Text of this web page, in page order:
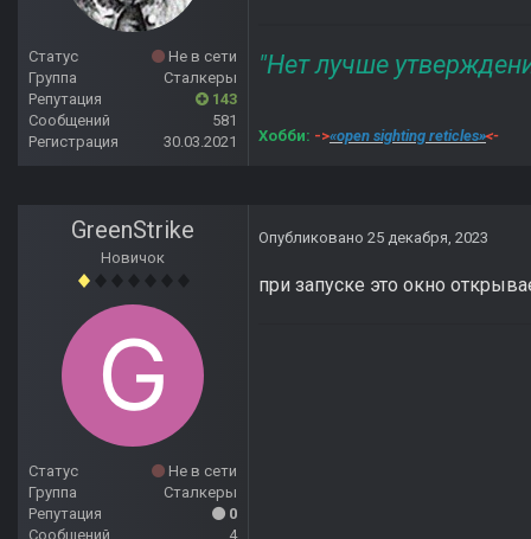
Статус
Не в сети
Группа
Сталкеры
Репутация
143
Сообщений
581
Регистрация
30.03.2021
"Нет лучше
Хобби: ->«open sighting reticles»<-
GreenStrike
Новичок
Статус
Не в сети
Группа
Сталкеры
Репутация
0
Сообщений
4
Опубликовано 25 декабря, 2023
при запуске это окно